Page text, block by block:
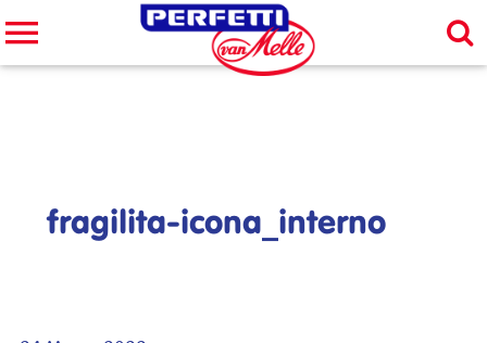
Cerca nel sito
fragilita-icona_interno